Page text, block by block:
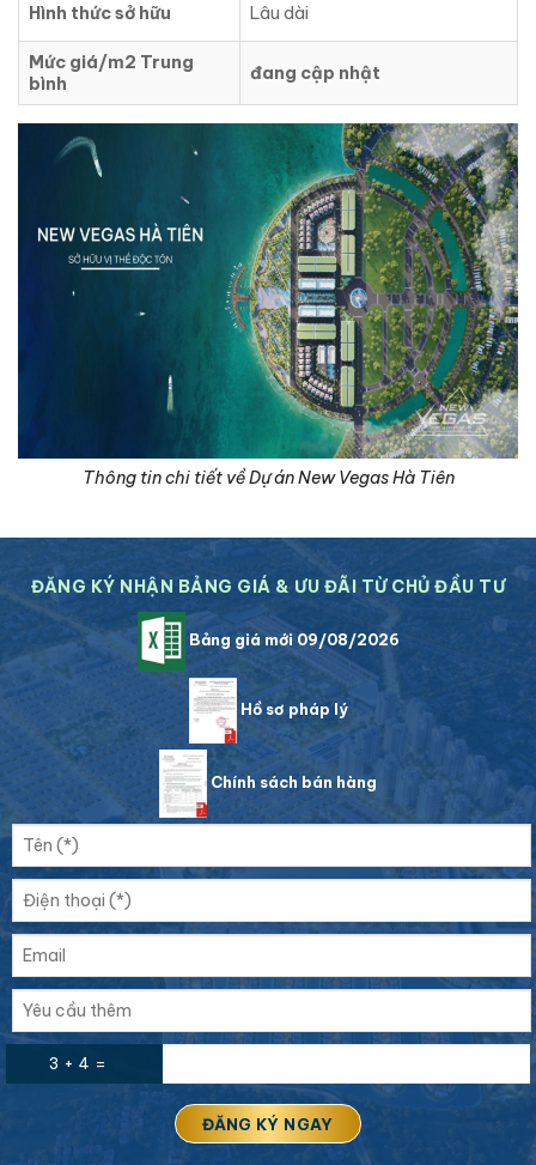
Hình thức sở hữu Lâu dài
Mức giá/m2 Trung
bình
đang cập nhật
Thông tin chi tiết về Dự án New Vegas Hà Tiên
ĐĂNG KÝ NHẬN BẢNG GIÁ & ƯU ĐÃI TỪ CHỦ ĐẦU TƯ
Bảng giá mới 09/08/2026
Hồ sơ pháp lý
Chính sách bán hàng
3 + 4 =